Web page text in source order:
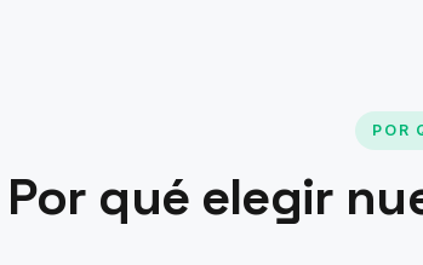
POR
Por qué elegir